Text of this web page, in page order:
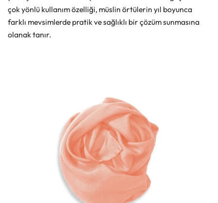
çok yönlü kullanım özelliği, müslin örtülerin yıl boyunca
farklı mevsimlerde pratik ve sağlıklı bir çözüm sunmasına
olanak tanır.